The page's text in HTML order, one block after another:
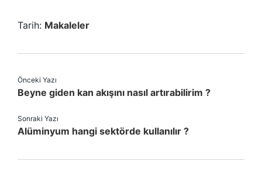
Tarih: Makaleler
Önceki Yazı
Beyne giden kan akışını nasıl artırabilirim ?
Sonraki Yazı
Alüminyum hangi sektörde kullanılır ?